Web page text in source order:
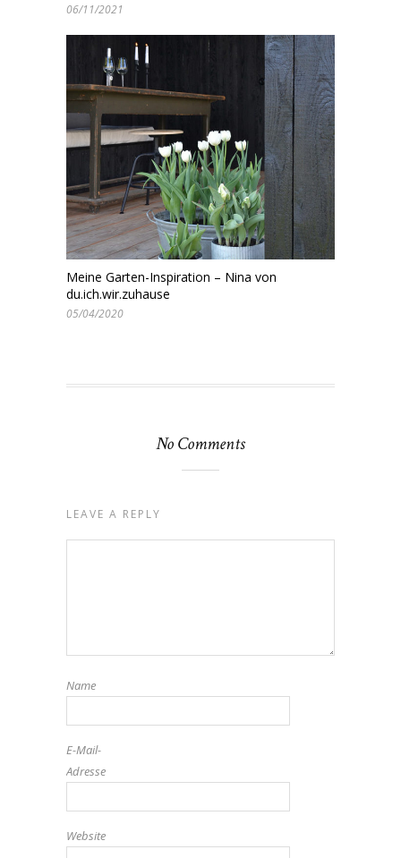
06/11/2021
Meine Garten-Inspiration – Nina von
du.ich.wir.zuhause
05/04/2020
No Comments
LEAVE A REPLY
Name
E-Mail-
Adresse
Website